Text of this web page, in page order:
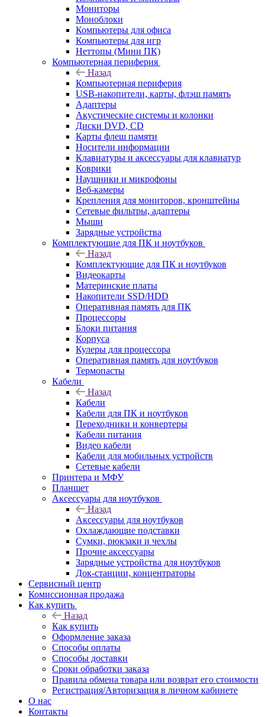
Мониторы
Моноблоки
Компьютеры для офиса
Компьютеры для игр
Неттопы (Мини ПК)
Компьютерная периферия
Назад
Компьютерная периферия
USB-накопители, карты, флэш память
Адаптеры
Акустические системы и колонки
Диски DVD, CD
Карты флеш памяти
Носители информации
Клавиатуры и аксессуары для клавиатур
Коврики
Наушники и микрофоны
Веб-камеры
Крепления для мониторов, кронштейны
Сетевые фильтры, адаптеры
Мыши
Зарядные устройства
Комплектующие для ПК и ноутбуков
Назад
Комплектующие для ПК и ноутбуков
Видеокарты
Материнские платы
Накопители SSD/HDD
Оперативная память для ПК
Процессоры
Блоки питания
Корпуса
Кулеры для процессора
Оперативная память для ноутбуков
Термопасты
Кабели
Назад
Кабели
Кабели для ПК и ноутбуков
Переходники и конвертеры
Кабели питания
Видео кабели
Кабели для мобильных устройств
Сетевые кабели
Принтера и МФУ
Планшет
Аксессуары для ноутбуков
Назад
Аксессуары для ноутбуков
Охлаждающие подставки
Сумки, рюкзаки и чехлы
Прочие аксессуары
Зарядные устройства для ноутбуков
Док-станции, концентраторы
Сервисный центр
Комиссионная продажа
Как купить
Назад
Как купить
Оформление заказа
Способы оплаты
Способы доставки
Сроки обработки заказа
Правила обмена товара или возврат его стоимости
Регистрация/Авторизация в личном кабинете
О нас
Контакты